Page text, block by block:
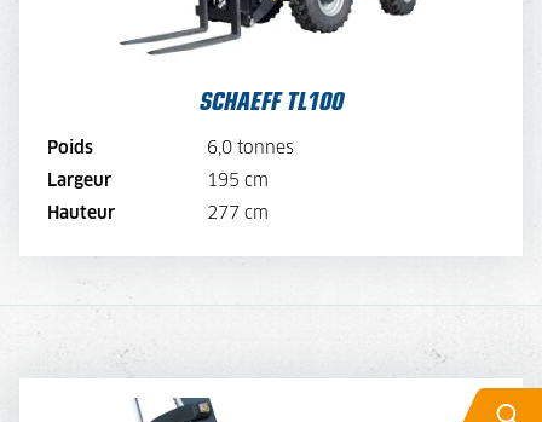
SCHAEFF TL100
Poids
6,0 tonnes
Largeur
195 cm
Hauteur
277 cm